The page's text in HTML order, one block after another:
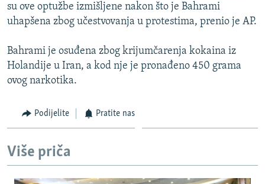
POPLAVE I KLIZIŠTA U BIH 2024.
POST SCRIPTUM
MOJA EVROPA
NASTANAK I RASPAD JUGOSLAVIJE
su ove optužbe izmišljene nakon što je Bahrami
uhapšena zbog učestvovanja u protestima, prenio je AP.
Bahrami je osuđena zbog krijumčarenja kokaina iz
Holandije u Iran, a kod nje je pronađeno 450 grama
ovog narkotika.
Podijelite Pratite nas
Više priča